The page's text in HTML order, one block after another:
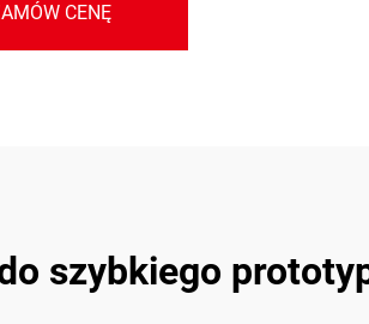
CENĘ
szybkiego